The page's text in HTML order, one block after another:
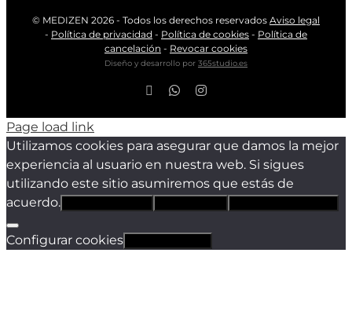
© MEDIZEN 2026 - Todos los derechos reservados Aviso legal
- Política de privacidad - Política de cookies - Política de
cancelación - Revocar cookies
Diseño y desarrollo por 365studio.es
FacebookWhatsAppInstagram
Page load link
Utilizamos cookies para asegurar que damos la mejor
experiencia al usuario en nuestra web. Si sigues
utilizando este sitio asumiremos que estás de
acuerdo.
Configurar cookies